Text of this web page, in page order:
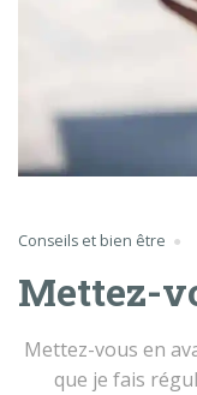
Conseils et bien être
Mettez-
Mettez-vous en
que je fais